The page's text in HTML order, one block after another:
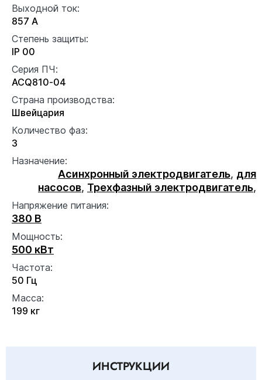
Выходной ток:
857 А
Степень защиты:
IP 00
Серия ПЧ:
ACQ810-04
Страна производства:
Швейцария
Количество фаз:
3
Назначение:
Асинхронный электродвигатель, для
насосов, Трехфазный электродвигатель,
Напряжение питания:
380 В
Мощность:
500 кВт
Частота:
50 Гц
Масса:
199 кг
ИНСТРУКЦИИ